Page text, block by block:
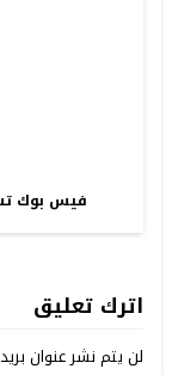
فيس بوك
اترك تعليق
لن يتم نشر عنوان